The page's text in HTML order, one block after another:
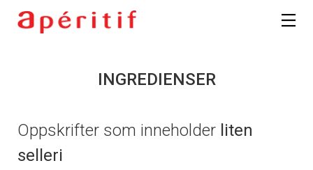
INGREDIENSER
Oppskrifter som inneholder liten
selleri